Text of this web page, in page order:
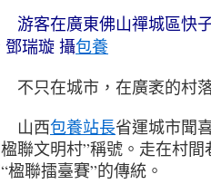
客在廣東佛山禪城區快子
鄧瑞璇 攝包養
只在城市，在廣袤的村落
西包養站長省運城市聞
聯文明村”稱號。走在村
楹聯擂臺賽”的傳統。